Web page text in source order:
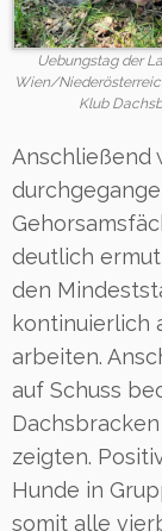
Uebungstag der
Wien/
Klub
Anschließend
deutlich
den
kontinuierlich
arbeiten.
auf Schuss
zeigten.
Hunde in
somit alle